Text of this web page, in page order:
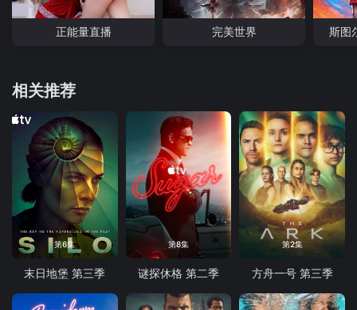
正能量直播 完美世界 斯图
相关推荐
第6集
末日地堡 第三季
第8集
谜探休格 第二季
第2集
方舟一号 第三季